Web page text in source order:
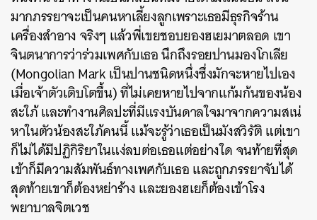
มากภรรยาจะเป็นคนหาเลี้ยงลูกเพราะเธอมีธุรกิจร้าน
เครื่องสำอาง จริงๆ แล้วพี่เขยชอบยองฮเยมาตลอด เขา
จินตนาการว่าร่วมเพศกับเธอ นึกถึงรอยปานมองโกเลีย
(Mongolian Mark เป็นปานชนิดหนึ่งซึ่งมักจะหายไปเอง
เมื่อเจ้าตัวเติบโตขึ้น) ที่ไม่เคยหายไปจากแก้มก้นของน้อง
สะใภ้ และทำงานศิลปะที่มีแรงบันดาลใจมาจากความสเน่
หาในตัวน้องสะใภ้คนนี้ แม้จะรู้ว่าเธอเป็นมังสวิรัติ แต่เขา
ก็ไม่ได้มีปฏิกิริยาในแง่ลบต่อเธอแต่อย่างใด จนท้ายที่สุด
เข้าก็มีความสัมพันธ์ทางเพศกับเธอ และถูกภรรยาจับได้
สุดท้ายเขาก็ต้องหย่าร้าง และยองฮเยก็ต้องเข้าโรง
พยาบาลจิตเวช